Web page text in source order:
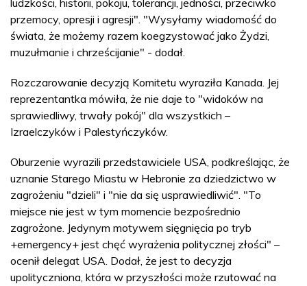
przemocy, opresji i agresji". "Wysyłamy wiadomość do
świata, że możemy razem koegzystować jako Żydzi,
muzułmanie i chrześcijanie" - dodał.
Rozczarowanie decyzją Komitetu wyraziła Kanada. Jej
reprezentantka mówiła, że nie daje to "widoków na
sprawiedliwy, trwały pokój" dla wszystkich –
Izraelczyków i Palestyńczyków.
Oburzenie wyrazili przedstawiciele USA, podkreślając, że
uznanie Starego Miastu w Hebronie za dziedzictwo w
zagrożeniu "dzieli" i "nie da się usprawiedliwić". "To
miejsce nie jest w tym momencie bezpośrednio
zagrożone. Jedynym motywem sięgnięcia po tryb
+emergency+ jest chęć wyrażenia politycznej złości" –
ocenił delegat USA. Dodał, że jest to decyzja
upolityczniona, która w przyszłości może rzutować na